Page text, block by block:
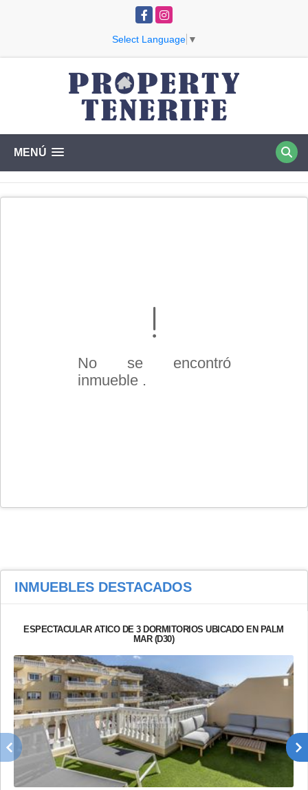
FacebookInstagram
Select Language ▼
MENÚ
No se encontró
inmueble .
INMUEBLES DESTACADOS
ESPECTACULAR ÁTICO DE 3 DORMITORIOS UBICADO EN PALM
MAR (D30)